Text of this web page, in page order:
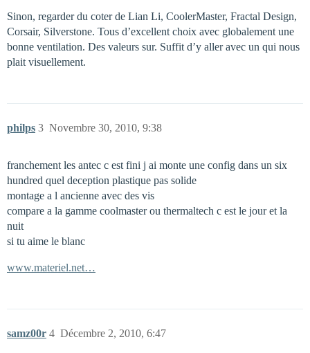
Sinon, regarder du coter de Lian Li, CoolerMaster, Fractal Design,
Corsair, Silverstone. Tous d’excellent choix avec globalement une
bonne ventilation. Des valeurs sur. Suffit d’y aller avec un qui nous
plait visuellement.
philps Novembre 30, 2010, 9:38
3
franchement les antec c est fini j ai monte une config dans un six
hundred quel deception plastique pas solide
montage a l ancienne avec des vis
compare a la gamme coolmaster ou thermaltech c est le jour et la
nuit
si tu aime le blanc
www.materiel.net…
samz00r Décembre 2, 2010, 6:47
4